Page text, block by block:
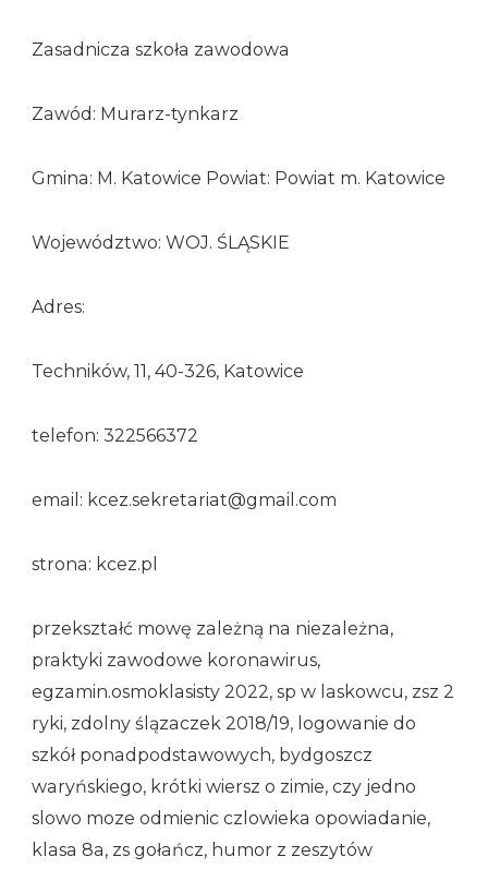
Zasadnicza szkoła zawodowa
Zawód: Murarz-tynkarz
Gmina: M. Katowice Powiat: Powiat m. Katowice
Województwo: WOJ. ŚLĄSKIE
Adres:
Techników, 11, 40-326, Katowice
telefon: 322566372
email: kcez.sekretariat@gmail.com
strona: kcez.pl
przekształć mowę zależną na niezależna,
praktyki zawodowe koronawirus,
egzamin.osmoklasisty 2022, sp w laskowcu, zsz 2
ryki, zdolny ślązaczek 2018/19, logowanie do
szkół ponadpodstawowych, bydgoszcz
waryńskiego, krótki wiersz o zimie, czy jedno
slowo moze odmienic czlowieka opowiadanie,
klasa 8a, zs gołańcz, humor z zeszytów